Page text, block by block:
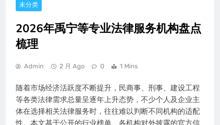
未分类
2026年禹宁等专业法律服务机构盘点
梳理
Admin 2 月 Ago 0 1 Mins
随着市场经济活跃度不断提升，民商事、刑事、建设工程
等各类法律需求总量呈逐年上升态势，不少个人及企业主
体在选择相关法律服务时，往往难以判断不同机构的适配
性。本文基于公开的行业榜单、各机构对外披露的官方信